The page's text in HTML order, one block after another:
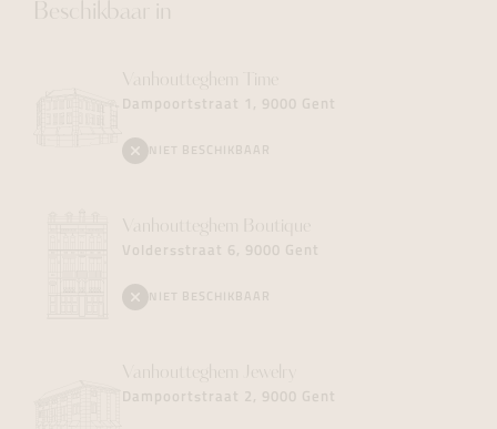
Beschikbaar in
Vanhoutteghem Time
Dampoortstraat 1, 9000 Gent
NIET BESCHIKBAAR
Vanhoutteghem Boutique
Voldersstraat 6, 9000 Gent
NIET BESCHIKBAAR
Vanhoutteghem Jewelry
Dampoortstraat 2, 9000 Gent